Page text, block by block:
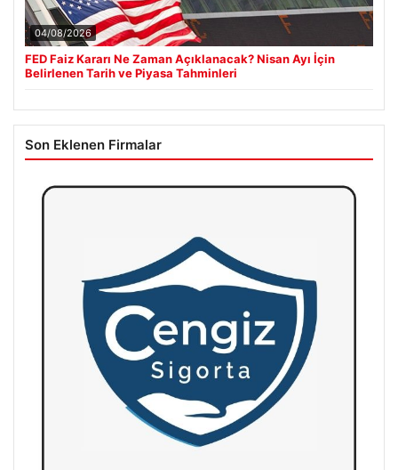
04/08/2026
FED Faiz Kararı Ne Zaman Açıklanacak? Nisan Ayı İçin
Belirlenen Tarih ve Piyasa Tahminleri
Son Eklenen Firmalar